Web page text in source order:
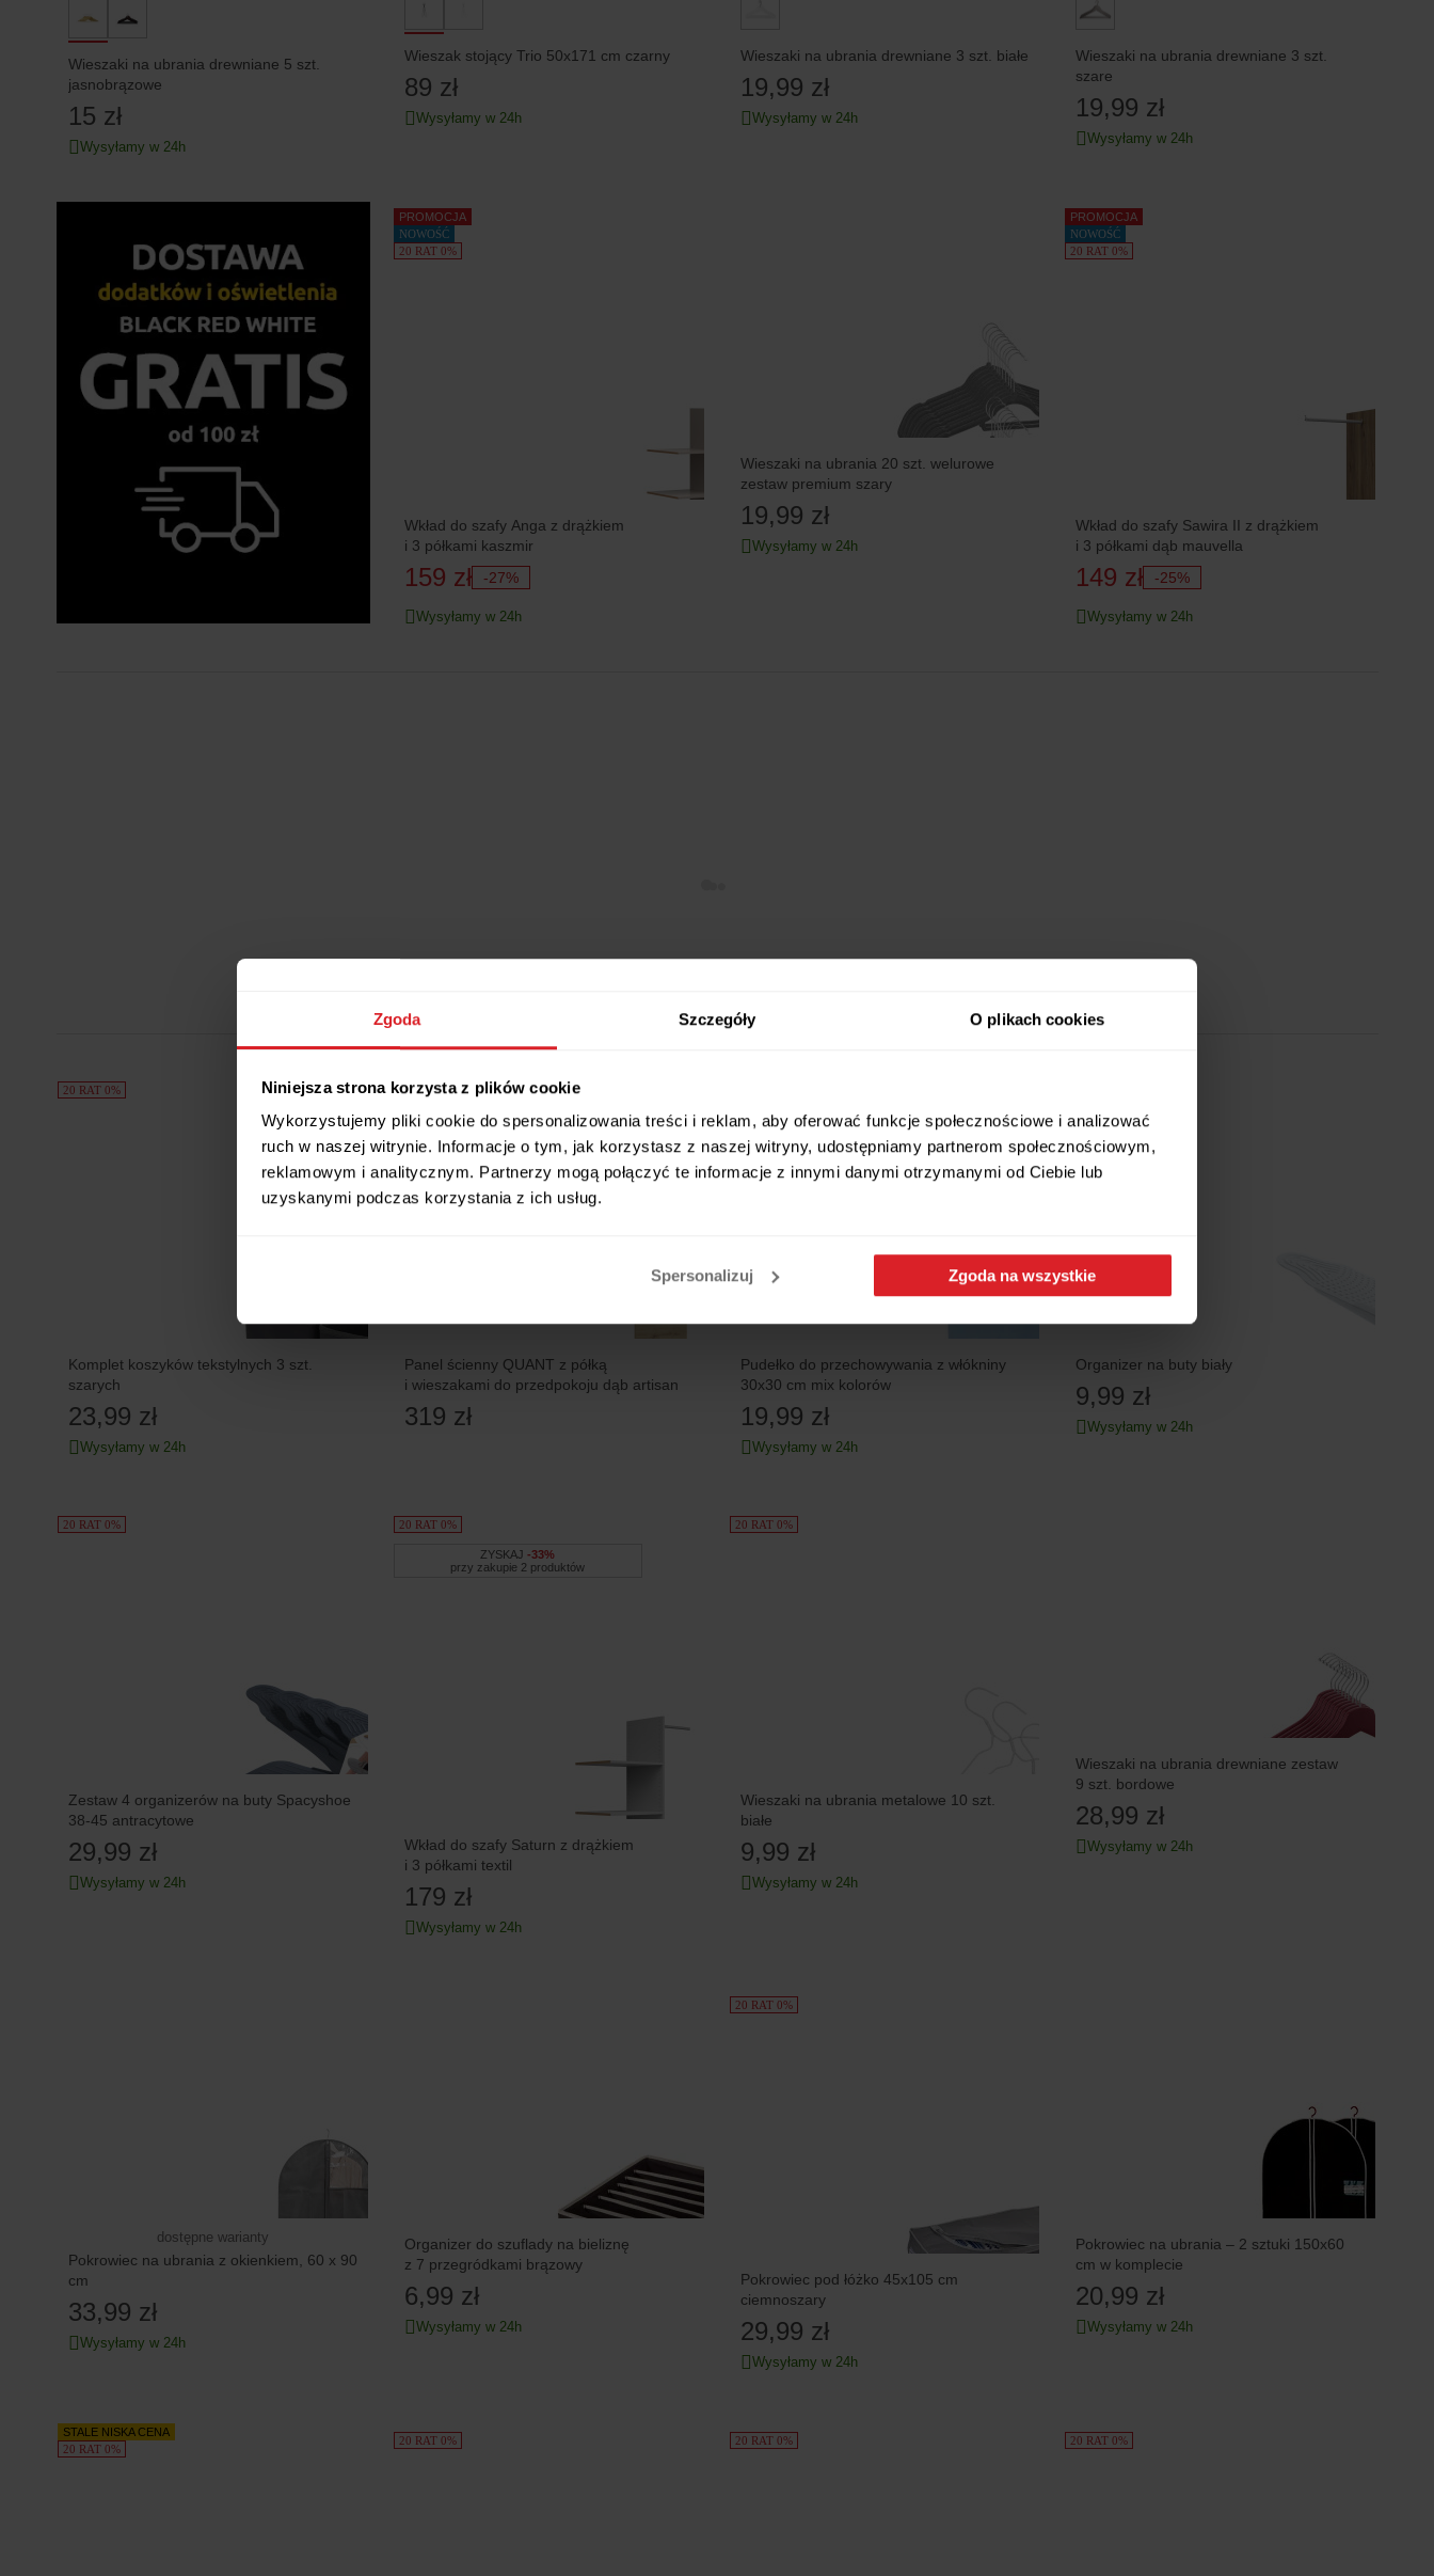
Zgoda Szczegóły O plikach cookies
Niniejsza strona korzysta z plików cookie
Wykorzystujemy pliki cookie do spersonalizowania treści i reklam, aby oferować funkcje społecznościowe i analizować
ruch w naszej witrynie. Informacje o tym, jak korzystasz z naszej witryny, udostępniamy partnerom społecznościowym,
reklamowym i analitycznym. Partnerzy mogą połączyć te informacje z innymi danymi otrzymanymi od Ciebie lub
uzyskanymi podczas korzystania z ich usług.
Spersonalizuj Zgoda na wszystkie
Wieszaki na ubrania drewniane 5 szt.
jasnobrązowe
15 zł
Wysyłamy w 24h
Wieszak stojący Trio 50x171 cm czarny
89 zł
Wysyłamy w 24h
Wieszaki na ubrania drewniane 3 szt. białe
19,99 zł
Wysyłamy w 24h
Wieszaki na ubrania drewniane 3 szt.
szare
19,99 zł
Wysyłamy w 24h
PROMOCJA
NOWOŚĆ
20 RAT 0%
Wkład do szafy Anga z drążkiem
i 3 półkami kaszmir
159 zł -27%
Wysyłamy w 24h
Wieszaki na ubrania 20 szt. welurowe
zestaw premium szary
19,99 zł
Wysyłamy w 24h
PROMOCJA
NOWOŚĆ
20 RAT 0%
Wkład do szafy Sawira II z drążkiem
i 3 półkami dąb mauvella
149 zł -25%
Wysyłamy w 24h
20 RAT 0%
Komplet koszyków tekstylnych 3 szt.
szarych
23,99 zł
Wysyłamy w 24h
5 RAT 0%
Panel ścienny QUANT z półką
i wieszakami do przedpokoju dąb artisan
319 zł
Pudełko do przechowywania z włókniny
30x30 cm mix kolorów
19,99 zł
Wysyłamy w 24h
Organizer na buty biały
9,99 zł
Wysyłamy w 24h
20 RAT 0%
Zestaw 4 organizerów na buty Spacyshoe
38-45 antracytowe
29,99 zł
Wysyłamy w 24h
20 RAT 0%
ZYSKAJ-33%
przy zakupie 2 produktów
Wkład do szafy Saturn z drążkiem
i 3 półkami textil
179 zł
Wysyłamy w 24h
20 RAT 0%
Wieszaki na ubrania metalowe 10 szt.
białe
9,99 zł
Wysyłamy w 24h
Wieszaki na ubrania drewniane zestaw
9 szt. bordowe
28,99 zł
Wysyłamy w 24h
dostępne warianty
Pokrowiec na ubrania z okienkiem, 60 x 90
cm
33,99 zł
Wysyłamy w 24h
Organizer do szuflady na bieliznę
z 7 przegródkami brązowy
6,99 zł
Wysyłamy w 24h
20 RAT 0%
Pokrowiec pod łóżko 45x105 cm
ciemnoszary
29,99 zł
Wysyłamy w 24h
Pokrowiec na ubrania – 2 sztuki 150x60
cm w komplecie
20,99 zł
Wysyłamy w 24h
STALE NISKA CENA
20 RAT 0%
20 RAT 0% 20 RAT 0% 20 RAT 0%